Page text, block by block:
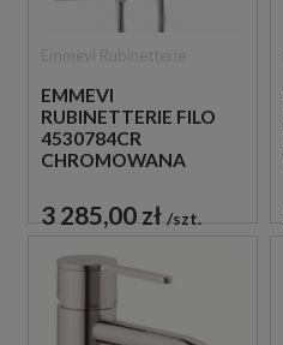
EMMEVI
RUBINETTERIE FILO
4530784CR
CHROMOWANA
ŚCIENNA KOLUMNA
PRYSZNICOWA
3 285,00 zł szt.